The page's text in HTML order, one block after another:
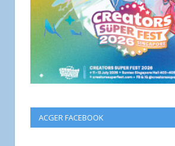
ACGER FACEBOOK